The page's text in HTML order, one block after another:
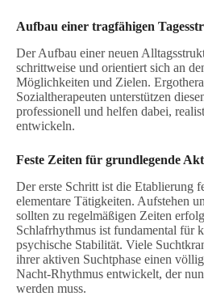
Aufbau einer tragfähigen
Der Aufbau einer neuen
schrittweise und orientiert sich an
Möglichkeiten und Zielen.
Sozialtherapeuten unterstützen
professionell und helfen dabei,
entwickeln.
Feste Zeiten für grundlegende
Der erste Schritt ist die Etablierung
elementare Tätigkeiten. Aufstehen
sollten zu regelmäßigen Zeiten
Schlafrhythmus ist fundamental für
psychische Stabilität. Viele
ihrer aktiven Suchtphase einen
Nacht-Rhythmus entwickelt, der
werden muss.